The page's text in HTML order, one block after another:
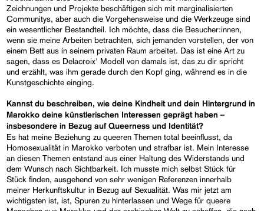
Zeichnungen und Projekte beschäftigen sich mit marginalisierten
Communitys, aber auch die Vorgehensweise und die Werkzeuge sind
ein wesentlicher Bestandteil. Ich möchte, dass die Besucher:innen,
wenn sie meine Arbeiten betrachten, sich jemanden vorstellen, der von
einem Bett aus in seinem privaten Raum arbeitet. Das ist eine Art zu
sagen, dass es Delacroix' Modell von damals ist, das zu dir spricht
und erzählt, was ihm gerade durch den Kopf ging, während es in die
Kunstgeschichte einging.
Kannst du beschreiben, wie deine Kindheit und dein Hintergrund in
Marokko deine künstlerischen Interessen geprägt haben –
insbesondere in Bezug auf Queerness und Identität?
Es hat meine Beziehung zu queeren Themen total beeinflusst, da
Homosexualität in Marokko verboten und strafbar ist. Mein Interesse
an diesen Themen entstand aus einer Haltung des Widerstands und
dem Wunsch nach Sichtbarkeit. Ich musste mich selbst Stück für
Stück finden, ausgehend von sehr wenigen Referenzen innerhalb
meiner Herkunftskultur in Bezug auf Sexualität. Was mir jetzt am
wichtigsten ist, ist, Spuren zu hinterlassen und Wege für queere